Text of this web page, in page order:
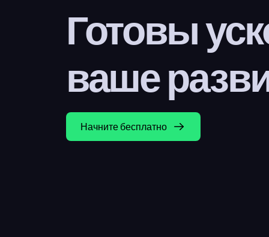
Готовы
ваше
Начните бесплатно